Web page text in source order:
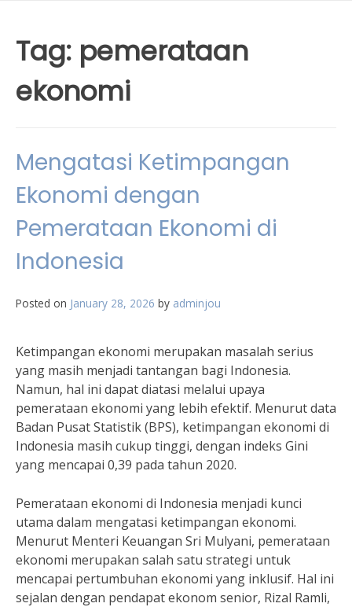
Tag: pemerataan
ekonomi
Mengatasi Ketimpangan
Ekonomi dengan
Pemerataan Ekonomi di
Indonesia
Posted on January 28, 2026 by adminjou
Ketimpangan ekonomi merupakan masalah serius
yang masih menjadi tantangan bagi Indonesia.
Namun, hal ini dapat diatasi melalui upaya
pemerataan ekonomi yang lebih efektif. Menurut data
Badan Pusat Statistik (BPS), ketimpangan ekonomi di
Indonesia masih cukup tinggi, dengan indeks Gini
yang mencapai 0,39 pada tahun 2020.
Pemerataan ekonomi di Indonesia menjadi kunci
utama dalam mengatasi ketimpangan ekonomi.
Menurut Menteri Keuangan Sri Mulyani, pemerataan
ekonomi merupakan salah satu strategi untuk
mencapai pertumbuhan ekonomi yang inklusif. Hal ini
sejalan dengan pendapat ekonom senior, Rizal Ramli,